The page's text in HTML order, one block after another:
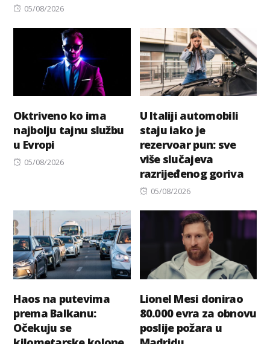
Posted
05/08/2026
Oktriveno ko ima
najbolju tajnu službu
u Evropi
Posted
05/08/2026
U Italiji automobili
staju iako je
rezervoar pun: sve
više slučajeva
razrijeđenog goriva
Posted
05/08/2026
Haos na putevima
prema Balkanu:
Očekuju se
Lionel Mesi donirao
80.000 evra za obnovu
poslije požara u